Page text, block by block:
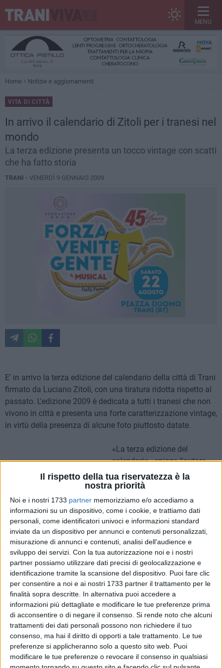
Il rispetto della tua riservatezza è la
nostra priorità
Noi e i nostri 1733 partner memorizziamo e/o accediamo a
informazioni su un dispositivo, come i cookie, e trattiamo dati
personali, come identificatori univoci e informazioni standard
inviate da un dispositivo per annunci e contenuti personalizzati,
misurazione di annunci e contenuti, analisi dell'audience e
sviluppo dei servizi. Con la tua autorizzazione noi e i nostri
partner possiamo utilizzare dati precisi di geolocalizzazione e
identificazione tramite la scansione del dispositivo. Puoi fare clic
per consentire a noi e ai nostri 1733 partner il trattamento per le
finalità sopra descritte. In alternativa puoi accedere a
informazioni più dettagliate e modificare le tue preferenze prima
di acconsentire o di negare il consenso. Si rende noto che alcuni
trattamenti dei dati personali possono non richiedere il tuo
consenso, ma hai il diritto di opporti a tale trattamento. Le tue
preferenze si applicheranno solo a questo sito web. Puoi
modificare le tue preferenze o revocare il consenso in qualsiasi
MENU
Home Notizie e aggiornamenti
VITA DI CITTÀ
In arrivo il calendario di Zitoli per i tranesi nel
mondo
La terza edizione presenta un tocco vintage con scatti
che ha fatto storia
TRANI - VENERDÌ 9 GENNAIO 2009
E' in arrivo la terza edizione del calendario della città di Trani
firmato da Luciano Zitoli, con una tiratura ridotta rispetto al
passato. L'edizione 2009 è dedicata a tutti i tranesi che non
vivono in città e presenta una forte caratterizzazione vintage,
in virtù della presenza di alcune foto piuttosto datate.
«La terza edizione del
calendario - spiega l'autore,
Luciano Zitoli - nasce con
l'obiettivo di accontentare le
richieste dei tanti tranesi che,
per svariati motivi, sono stati
costretti a lasciare la città ed
a trasferirsi altrove. Mi sono
giunte mail da tutto il mondo,
in particolare dal Sud America
e dall'Europa centrale, oltre
che dalla nutritissima
delegazione tranese presente in Lombardia e a Milano. Il mio
calendario è indirizzato a chi porta Trani nel cuore anche a
migliaia di chilometri di distanza».
I dodici scatti scelti per il 2009 sono legati alla storia ed alle
tradizioni locali. Scorci e immagini inedite di Trani, compreso
un Monastero completamente innevato ed un particolare